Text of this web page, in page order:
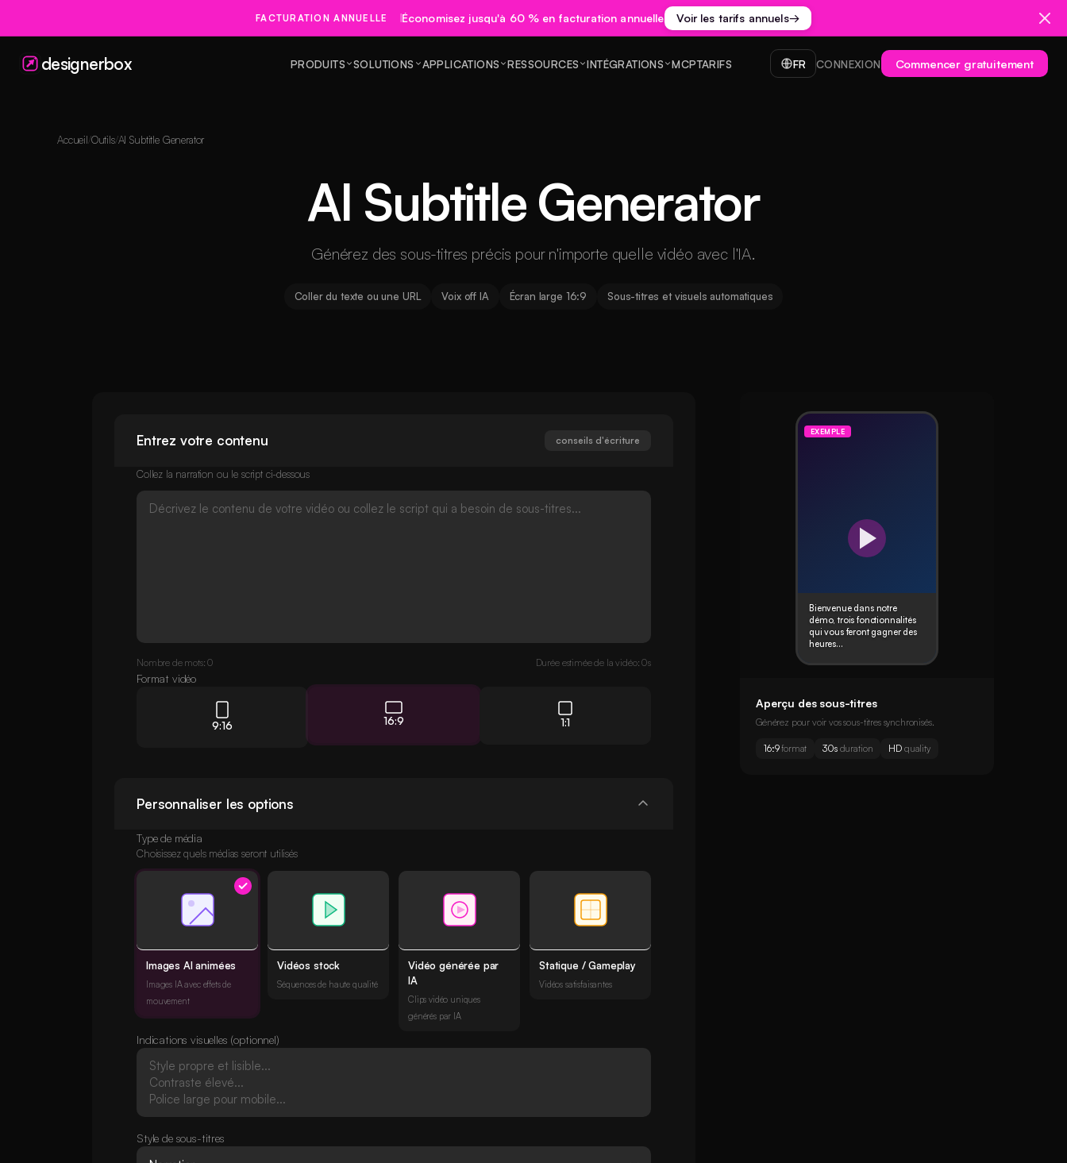
FACTURATION ANNUELLE Économisez jusqu'à 60 % en facturation annuelle Voir les tarifs annuels→
designerbox PRODUITS SOLUTIONS APPLICATIONS RESSOURCES INTÉGRATIONS MCPTARIFS FR CONNEXION Commencer gratuitement
Accueil Outils AI Subtitle Generator
AI Subtitle Generator
Générez des sous-titres précis pour n'importe quelle vidéo avec l'IA.
Coller du texte ou une URL Voix off IA Écran large 16:9 Sous-titres et visuels automatiques
Entrez votre contenu conseils d'écriture
Collez la narration ou le script ci-dessous
Nombre de mots: 0 Durée estimée de la vidéo: 0s
Format vidéo
9:16 16:9 1:1
Personnaliser les options
Type de média
Choisissez quels médias seront utilisés
Images AI animées
Images IA avec effets de
mouvement
Vidéos stock
Séquences de haute qualité
Vidéo générée par
IA
Clips vidéo uniques
générés par IA
Statique / Gameplay
Vidéos satisfaisantes
Indications visuelles (optionnel)
Style de sous-titres
Bienvenue dans notre
démo, trois fonctionnalités
qui vous feront gagner des
heures...
EXEMPLE
Aperçu des sous-titres
Générez pour voir vos sous-titres synchronisés.
16:9format 30sduration HD quality